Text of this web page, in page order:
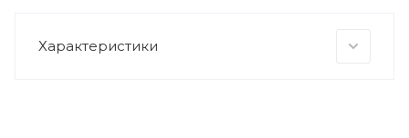
Характеристики